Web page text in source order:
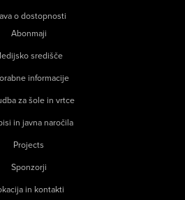
o dostopnosti
Abonmaji
središče
informacije
za šole in vrtce
in javna naročila
Projects
Sponzorji
in kontakti